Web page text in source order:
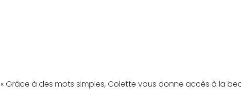
« Grâce à des mots simples, Colette vous donne accès à la